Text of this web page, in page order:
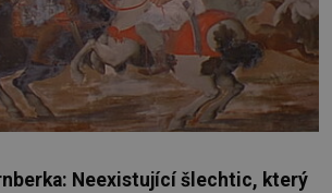
Neexistující šlechtic, který